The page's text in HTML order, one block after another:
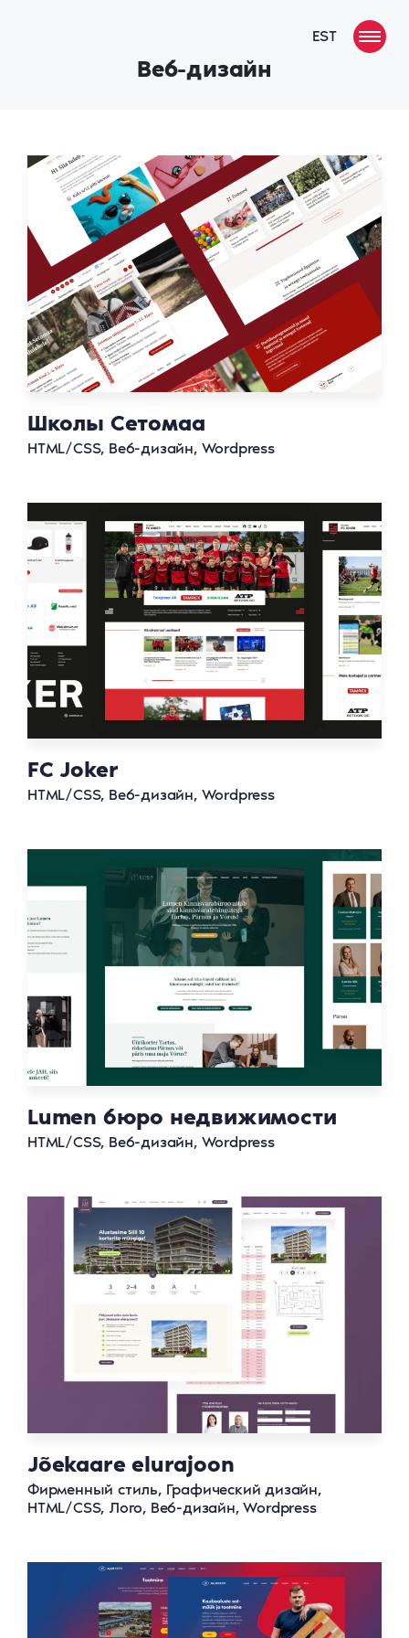
EST
Веб-дизайн
Школы Сетомаа
HTML/CSS, Веб-дизайн, Wordpress
FC Joker
HTML/CSS, Веб-дизайн, Wordpress
Lumen бюро недвижимости
HTML/CSS, Веб-дизайн, Wordpress
Jõekaare elurajoon
Фирменный стиль, Графический дизайн,
HTML/CSS, Лого, Веб-дизайн, Wordpress